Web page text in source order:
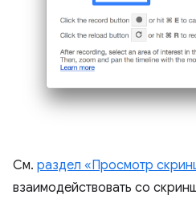
См. раздел «Просмотр
взаимодействовать со